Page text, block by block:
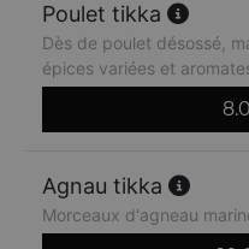
Poulet tikka
Dès de poulet désossé,
épices variées et
Agnau tikka
Morceaux d'agneau